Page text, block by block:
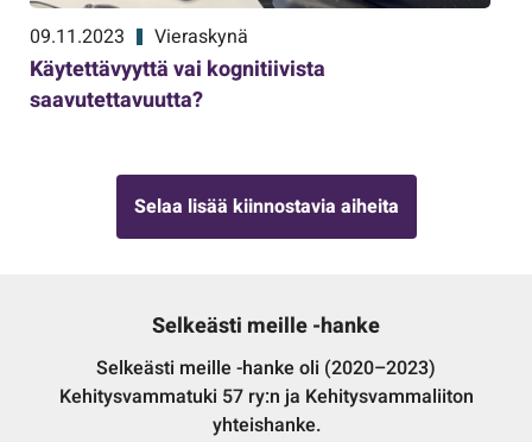
09.11.2023 Vieraskynä
Käytettävyyttä vai kognitiivista
saavutettavuutta?
Selaa lisää kiinnostavia aiheita
Selkeästi meille -hanke
Selkeästi meille -hanke oli (2020–2023)
Kehitysvammatuki 57 ry:n ja Kehitysvammaliiton
yhteishanke.